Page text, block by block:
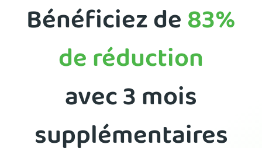
Serveur VPN
Support client
Obtenez PIA VPN
Bénéficiez de83%
de réduction
avec 3 mois
supplémentaires